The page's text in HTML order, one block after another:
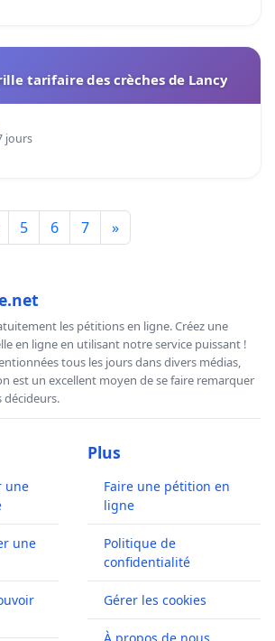
tarifaire des crèches de Lancy
jours
5 6 7 »
les pétitions en ligne. Créez une
en ligne en utilisant notre service puissant !
tous les jours dans divers médias,
est un excellent moyen de se faire remarquer
décideurs.
une
une
Plus
Faire une pétition en
ligne
Politique de
confidentialité
Gérer les cookies
À propos de nous